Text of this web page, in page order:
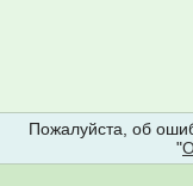
Пожалуйста, об
"